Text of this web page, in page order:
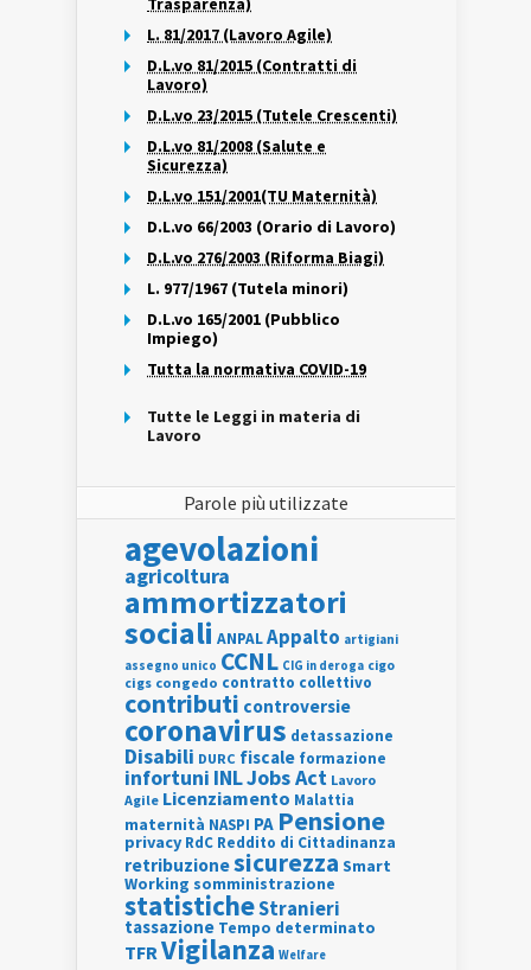
L. 81/2017 (Lavoro Agile)
D.L.vo 81/2015 (Contratti di
Lavoro)
D.L.vo 23/2015 (Tutele Crescenti)
D.L.vo 81/2008 (Salute e
Sicurezza)
D.L.vo 151/2001(TU Maternità)
D.L.vo 66/2003 (Orario di Lavoro)
D.L.vo 276/2003 (Riforma Biagi)
L. 977/1967 (Tutela minori)
D.L.vo 165/2001 (Pubblico
Impiego)
Tutta la normativa COVID-19
Tutte le Leggi in materia di
Lavoro
Parole più utilizzate
agevolazioni
agricoltura
ammortizzatori
sociali ANPALAppalto artigiani
assegno unico CCNL CIG in deroga cigo
cigs congedo contratto collettivo
contributi controversie
coronavirus detassazione
Disabili DURC fiscale formazione
infortuni INLJobs Act Lavoro
Agile Licenziamento Malattia
maternità NASPI PA Pensione
privacy RdC Reddito di Cittadinanza
retribuzionesicurezza Smart
Working somministrazione
statisticheStranieri
tassazione Tempo determinato
TFRVigilanza Welfare